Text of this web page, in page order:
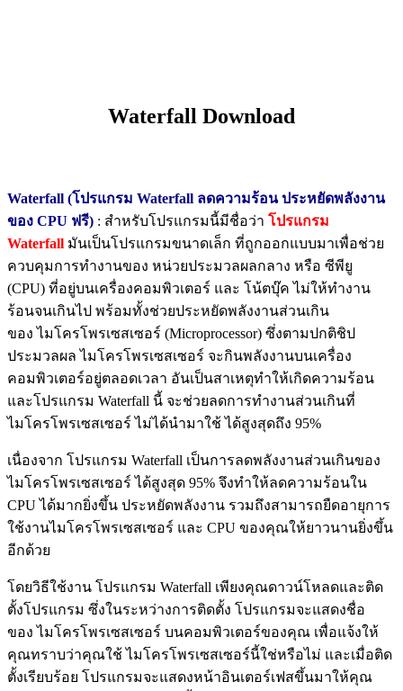
Waterfall Download
Waterfall (โปรแกรม Waterfall ลดความร้อน ประหยัดพลังงาน
ของ CPU ฟรี) : สำหรับโปรแกรมนี้มีชื่อว่า โปรแกรม
Waterfall มันเป็นโปรแกรมขนาดเล็ก ที่ถูกออกแบบมาเพื่อช่วย
ควบคุมการทำงานของ หน่วยประมวลผลกลาง หรือ ซีพียู
(CPU) ที่อยู่บนเครื่องคอมพิวเตอร์ และ โน้ตบุ๊ค ไม่ให้ทำงาน
ร้อนจนเกินไป พร้อมทั้งช่วยประหยัดพลังงานส่วนเกิน
ของ ไมโครโพรเซสเซอร์ (Microprocessor) ซึ่งตามปกติชิป
ประมวลผล ไมโครโพรเซสเซอร์ จะกินพลังงานบนเครื่อง
คอมพิวเตอร์อยู่ตลอดเวลา อันเป็นสาเหตุทำให้เกิดความร้อน
และโปรแกรม Waterfall นี้ จะช่วยลดการทำงานส่วนเกินที่
ไมโครโพรเซสเซอร์ ไม่ได้นำมาใช้ ได้สูงสุดถึง 95%
เนื่องจาก โปรแกรม Waterfall เป็นการลดพลังงานส่วนเกินของ
ไมโครโพรเซสเซอร์ ได้สูงสุด 95% จึงทำให้ลดความร้อนใน
CPU ได้มากยิ่งขึ้น ประหยัดพลังงาน รวมถึงสามารถยืดอายุการ
ใช้งานไมโครโพรเซสเซอร์ และ CPU ของคุณให้ยาวนานยิ่งขึ้น
อีกด้วย
โดยวิธีใช้งาน โปรแกรม Waterfall เพียงคุณดาวน์โหลดและติด
ตั้งโปรแกรม ซึ่งในระหว่างการติดตั้ง โปรแกรมจะแสดงชื่อ
ของ ไมโครโพรเซสเซอร์ บนคอมพิวเตอร์ของคุณ เพื่อแจ้งให้
คุณทราบว่าคุณใช้ ไมโครโพรเซสเซอร์นี้ใช่หรือไม่ และเมื่อติด
ตั้งเรียบร้อย โปรแกรมจะแสดงหน้าอินเตอร์เฟสขึ้นมาให้คุณ